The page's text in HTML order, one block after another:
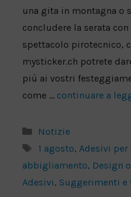
una gita in montagna o
concludere la serata
spettacolo pirotecnico,
mysticker.ch potrete
più ai vostri
come ... continuare a
Categorie
Notizie
Tag
1 agosto, Adesivi per
abbigliamento, Design
Adesivi, Suggerimenti e